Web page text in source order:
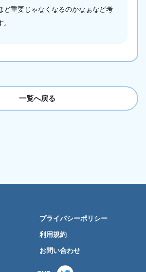
ど重要じゃなくなるのかなぁなど考
一覧へ戻る
プライバシーポリシー
利用規約
お問い合わせ